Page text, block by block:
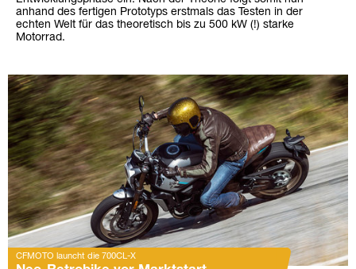
anhand des fertigen Prototyps erstmals das Testen in der
echten Welt für das theoretisch bis zu 500 kW (!) starke
Motorrad.
CFMOTO launcht die 700CL-X